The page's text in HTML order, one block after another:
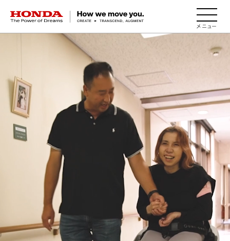
HONDA The Power of Dreams